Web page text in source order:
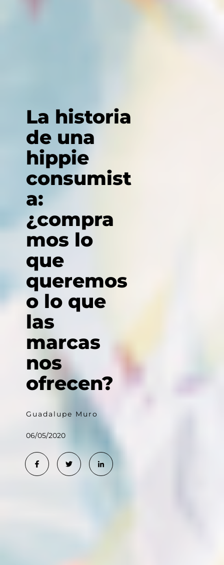
La historia
de una
hippie
consumist
a:
¿compra
mos lo
que
queremos
o lo que
las
marcas
nos
ofrecen?
Guadalupe Muro
06/05/2020